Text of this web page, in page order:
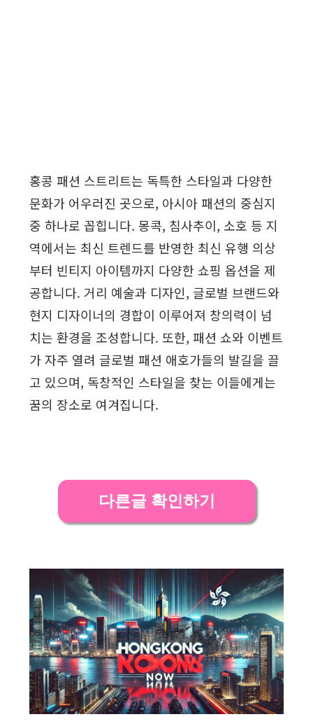
홍콩 패션 스트리트는 독특한 스타일과 다양한
문화가 어우러진 곳으로, 아시아 패션의 중심지
중 하나로 꼽힙니다. 몽콕, 침사추이, 소호 등 지
역에서는 최신 트렌드를 반영한 최신 유행 의상
부터 빈티지 아이템까지 다양한 쇼핑 옵션을 제
공합니다. 거리 예술과 디자인, 글로벌 브랜드와
현지 디자이너의 경합이 이루어져 창의력이 넘
치는 환경을 조성합니다. 또한, 패션 쇼와 이벤트
가 자주 열려 글로벌 패션 애호가들의 발길을 끌
고 있으며, 독창적인 스타일을 찾는 이들에게는
꿈의 장소로 여겨집니다.
다른글 확인하기